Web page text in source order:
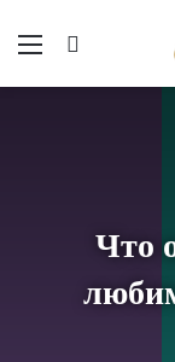
Меню
Что